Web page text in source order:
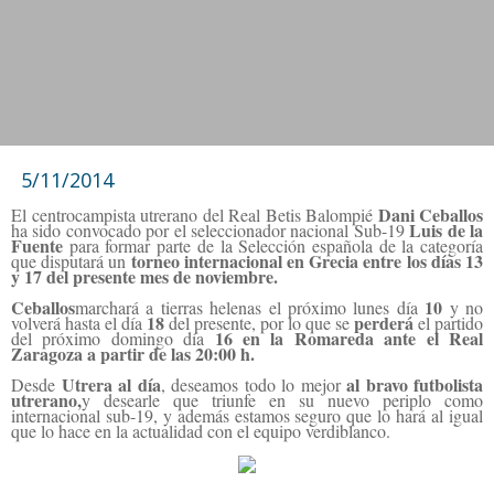
5/11/2014
El centrocampista utrerano del Real Betis Balompié Dani Ceballos
ha sido convocado por el seleccionador nacional Sub-19Luis de la
Fuentepara formar parte de la Selección española de la categoría
que disputará un torneo internacional en Grecia entre los días 13
y 17 del presente mes de noviembre.
Ceballosmarchará a tierras helenas el próximo lunes día 10 y no
volverá hasta el día18del presente, por lo que seperderáel partido
del próximo domingo día16 en la Romareda ante el Real
Zaragoza a partir de las 20:00 h.
Desde Utrera al día, deseamos todo lo mejoral bravo futbolista
utrerano,y desearle que triunfe en su nuevo periplo como
internacional sub-19, y además estamos seguro que lo hará al igual
que lo hace en la actualidad con el equipo verdiblanco.